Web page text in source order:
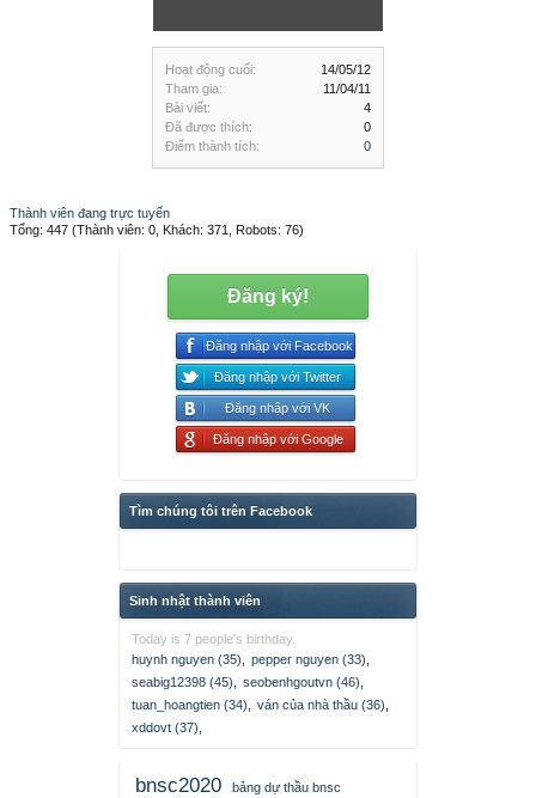
Hoạt động cuối:
14/05/12
Tham gia:
11/04/11
Bài viết:
4
Đã được thích:
0
Điểm thành tích:
0
Thành viên đang trực tuyến
Tổng: 447 (Thành viên: 0, Khách: 371, Robots: 76)
Đăng ký!
Đăng nhập với Facebook
Đăng nhập với Twitter
Đăng nhập với VK
Đăng nhập với Google
Tìm chúng tôi trên Facebook
Sinh nhật thành viên
Today is 7 people's birthday.
huynh nguyen (35)
pepper nguyen (33)
seabig12398 (45)
seobenhgoutvn (46)
tuan_hoangtien (34)
ván của nhà thầu (36)
xddovt (37)
bnsc2020
bảng dự thầu bnsc